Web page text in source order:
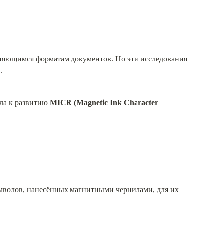
форматам документов. Но эти исследования
к развитию MICR (Magnetic Ink Character
нанесённых магнитными чернилами, для их